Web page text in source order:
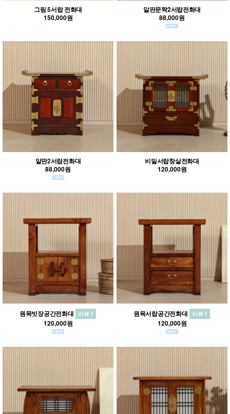
그림 5서랍 전화대
150,000원
알판문짝2서랍전화대
88,000원
알판2서랍전화대
88,000원
비밀서랍창살전화대
120,000원
원목빗장공간전화대 리뷰 1
120,000원
원목서랍공간전화대 리뷰 1
120,000원